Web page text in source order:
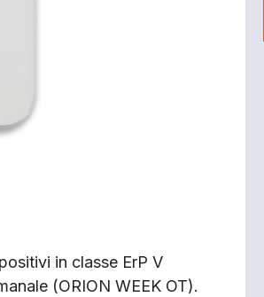
in classe ErP V
(ORION WEEK OT).